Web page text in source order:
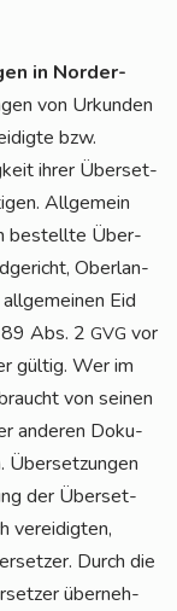
in Nor­der­
von Urkun­den
bzw.
ihrer Über­set­
All­ge­mein
bestell­te Über­
Ober­lan­
Eid
Abs. 2GVG vor
gül­tig. Wer im
von sei­nen
ande­ren Doku­
Über­set­zun­gen
der Über­set­
ver­ei­dig­ten,
Durch die
über­neh­